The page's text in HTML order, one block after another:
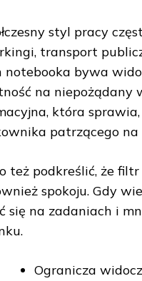
styl pracy
transport
notebooka bywa
na niepożądany
która
patrzącego
też podkreślić, że
spokoju. Gdy
się na zadaniach i
Ogranicza